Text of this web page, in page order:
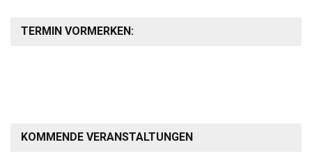
TERMIN VORMERKEN:
KOMMENDE VERANSTALTUNGEN